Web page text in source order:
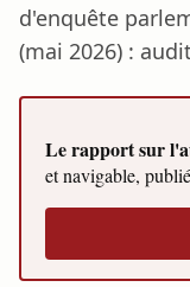
d'enquête
(mai 2026) :
Le rapport sur
et navigable,